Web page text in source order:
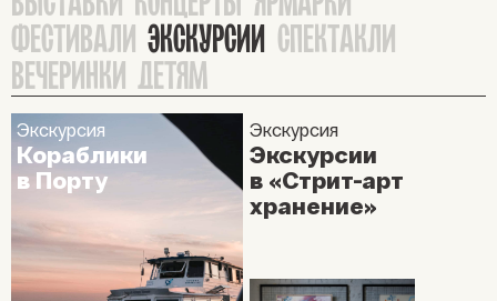
ФЕСТИВАЛИ ЭКСКУРСИИ СПЕКТАКЛИ
ВЕЧЕРИНКИ ДЕТЯМ
Экскурсия
Кораблики
в Порту
Экскурсия
Экскурсии
в «Стрит-арт
хранение»